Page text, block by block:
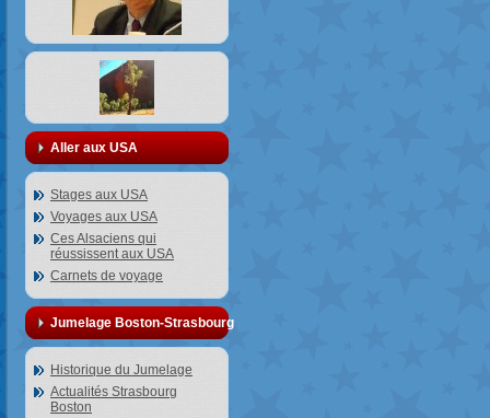
Aller aux USA
Stages aux USA
Voyages aux USA
Ces Alsaciens qui
réussissent aux USA
Carnets de voyage
Jumelage Boston-Strasbourg
Historique du Jumelage
Actualités Strasbourg
Boston